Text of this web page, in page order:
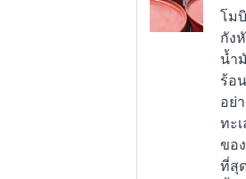
โม
กัง
น้ำ
ร้อ
อย่
ทะ
ขอ
ที่สุ